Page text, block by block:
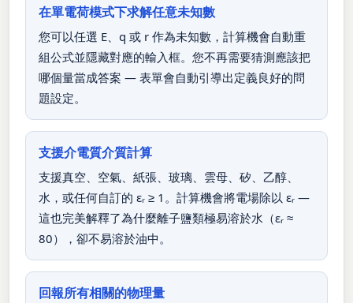
在單電荷模式下求解任意未知數
您可以任選 E、q 或 r 作為未知數，計算機會自動重
組公式並隱藏對應的輸入框。您不再需要猜測應該把
哪個量當成答案 — 表單會自動引導出定義良好的問
題設定。
支援介電質介質計算
支援真空、空氣、紙張、玻璃、雲母、矽、乙醇、
水，或任何自訂的 εᵣ ≥ 1。計算機會將電場除以 εᵣ —
這也完美解釋了為什麼離子鹽類極易溶於水（εᵣ ≈
80），卻不易溶於油中。
回報所有相關的物理量